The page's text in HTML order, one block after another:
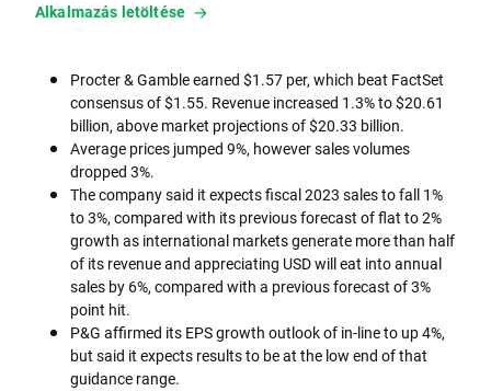
Alkalmazás letöltése
Procter & Gamble earned $1.57 per, which beat FactSet
consensus of $1.55. Revenue increased 1.3% to $20.61
billion, above market projections of $20.33 billion.
Average prices jumped 9%, however sales volumes
dropped 3%.
The company said it expects fiscal 2023 sales to fall 1%
to 3%, compared with its previous forecast of flat to 2%
growth as international markets generate more than half
of its revenue and appreciating USD will eat into annual
sales by 6%, compared with a previous forecast of 3%
point hit.
P&G affirmed its EPS growth outlook of in-line to up 4%,
but said it expects results to be at the low end of that
guidance range.